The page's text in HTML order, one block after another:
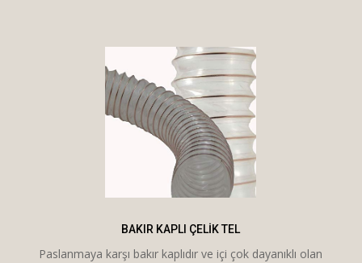
BAKIR KAPLI ÇELIK TEL
Paslanmaya karşı bakır kaplıdır ve içi çok dayanıklı olan